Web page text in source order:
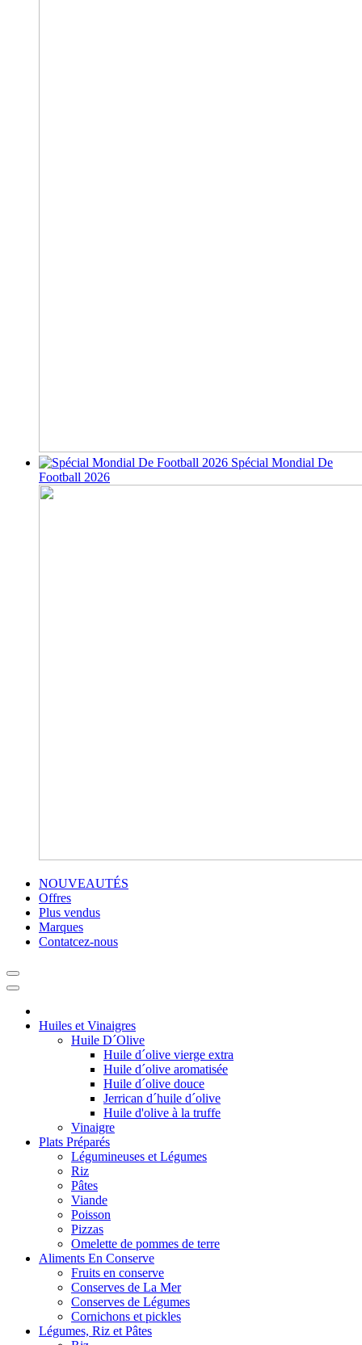
Spécial Mondial De
Football 2026
NOUVEAUTÉS
Offres
Plus vendus
Marques
Contatcez-nous
Huiles et Vinaigres
Huile D´Olive
Huile d´olive vierge extra
Huile d´olive aromatisée
Huile d´olive douce
Jerrican d´huile d´olive
Huile d'olive à la truffe
Vinaigre
Plats Préparés
Légumineuses et Légumes
Riz
Pâtes
Viande
Poisson
Pizzas
Omelette de pommes de terre
Aliments En Conserve
Fruits en conserve
Conserves de La Mer
Conserves de Légumes
Cornichons et pickles
Légumes, Riz et Pâtes